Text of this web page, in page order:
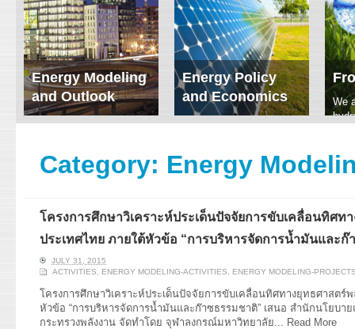
Energy Modeling
and Outlook
ERI conducts rigorous
demand of various
energy-consuming
have been used for …
Read More
Energy Policy
and Economics
We focus on solar
economics, and solar PV
policy. Two patent-
solar collectors for …
Read More
We
Category: Energy
โครงการศึกษาวิเคราะห์ประเด็นปัจจัยการขับเคลื่อนทิศท
ประเทศไทย ภายใต้หัวข้อ “การบริหารจัดการน้ำมันและก๊
JULY 31, 2015
ACTIVITIES
ENERGY MODELING-ACTIVITIES ENERGY MODELING-
โครงการศึกษาวิเคราะห์ประเด็นปัจจัยการขับเคลื่อนทิศทางยุทธศาสตร์
หัวข้อ “การบริหารจัดการน้ำมันและก๊าซธรรมชาติ” เสนอ สำนักนโยบา
กระทรวงพลังงาน จัดทำโดย จุฬาลงกรณ์มหาวิทยาลัย... Read More